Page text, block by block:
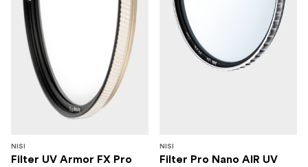
NISI
Filter UV Armor FX Pro
NISI
Filter Pro Nano AIR UV